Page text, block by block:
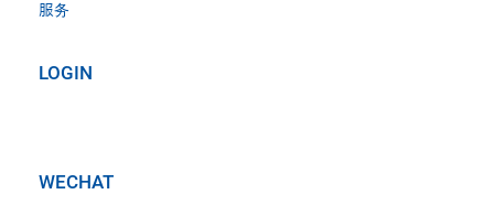
服务
LOGIN
WECHAT